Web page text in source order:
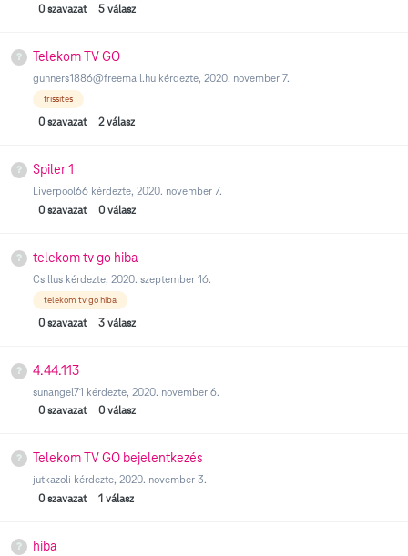
0 szavazat 5 válasz
Telekom TV GO
gunners1886@freemail.hu kérdezte, 2020. november 7.
frissites
0 szavazat 2 válasz
Spiler 1
Liverpool66 kérdezte, 2020. november 7.
0 szavazat 0 válasz
telekom tv go hiba
Csillus kérdezte, 2020. szeptember 16.
telekom tv go hiba
0 szavazat 3 válasz
4.44.113
sunangel71 kérdezte, 2020. november 6.
0 szavazat 0 válasz
Telekom TV GO bejelentkezés
jutkazoli kérdezte, 2020. november 3.
0 szavazat 1 válasz
hiba